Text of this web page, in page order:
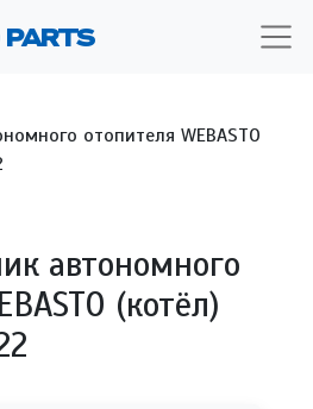
отопителя WEBASTO
автономного
(котёл)